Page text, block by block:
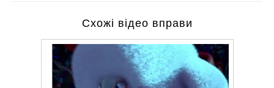
Схожі відео вправи